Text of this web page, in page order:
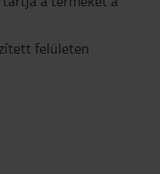
felületen